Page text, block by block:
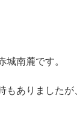
城南麓です。
もありましたが